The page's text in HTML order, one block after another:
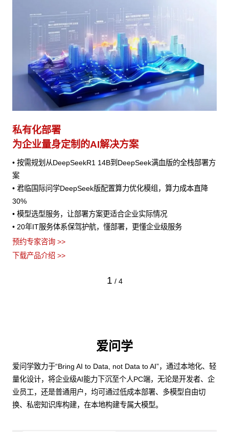
私有化部署
为企业量身定制的AI解决方案
• 按需规划从DeepSeekR1 14B到DeepSeek满血版的全栈部署方
案
• 君临国际问学DeepSeek版配置算力优化模组，算力成本直降
30%
• 模型选型服务，让部署方案更适合企业实际情况
• 20年IT服务体系保驾护航，懂部署，更懂企业级服务
预约专家咨询 >>
下载产品介绍 >>
1 / 4
爱问学
爱问学致力于“Bring AI to Data, not Data to AI”，通过本地化、轻
量化设计，将企业级AI能力下沉至个人PC端，无论是开发者、企
业员工，还是普通用户，均可通过低成本部署、多模型自由切
换、私密知识库构建，在本地构建专属大模型。